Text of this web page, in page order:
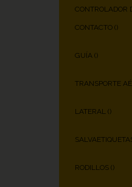
CONTROLADOR
CONTACTO ()
GUÍA ()
TRANSPORTE
LATERAL ()
RODILLOS ()